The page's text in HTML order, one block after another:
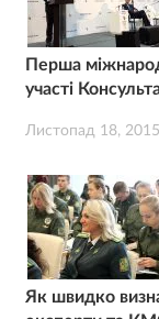
Перша
участі
Листопад 18, 2015
Як швидко